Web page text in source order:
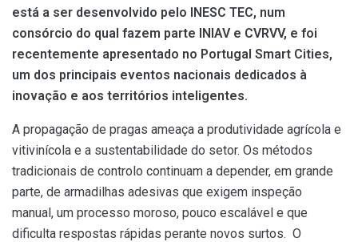
está a ser desenvolvido pelo INESC TEC, num
consórcio do qual fazem parte INIAV e CVRVV, e foi
recentemente apresentado no Portugal Smart Cities,
um dos principais eventos nacionais dedicados à
inovação e aos territórios inteligentes.
A propagação de pragas ameaça a produtividade agrícola e
vitivinícola e a sustentabilidade do setor. Os métodos
tradicionais de controlo continuam a depender, em grande
parte, de armadilhas adesivas que exigem inspeção
manual, um processo moroso, pouco escalável e que
dificulta respostas rápidas perante novos surtos. O